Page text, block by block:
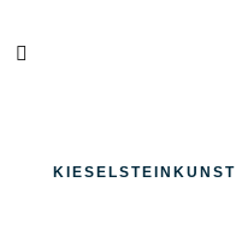
KIESELSTEINKUNST